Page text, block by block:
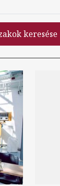
keresése